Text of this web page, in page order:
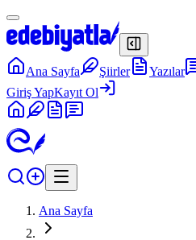
Ana Sayfa Şiirler Yazılar
Giriş YapKayıt Ol
Ana Sayfa